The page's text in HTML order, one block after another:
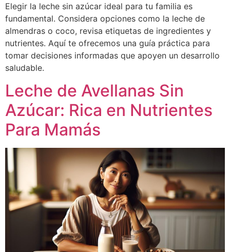
Elegir la leche sin azúcar ideal para tu familia es
fundamental. Considera opciones como la leche de
almendras o coco, revisa etiquetas de ingredientes y
nutrientes. Aquí te ofrecemos una guía práctica para
tomar decisiones informadas que apoyen un desarrollo
saludable.
Leche de Avellanas Sin
Azúcar: Rica en Nutrientes
Para Mamás